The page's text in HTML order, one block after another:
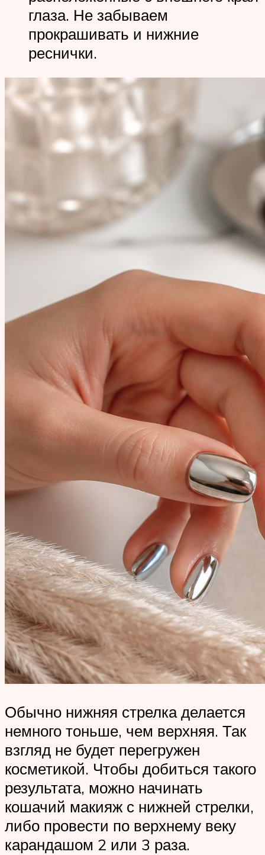
глаза. Не забываем
прокрашивать и нижние
реснички.
Обычно нижняя стрелка делается
немного тоньше, чем верхняя. Так
взгляд не будет перегружен
косметикой. Чтобы добиться такого
результата, можно начинать
кошачий макияж с нижней стрелки,
либо провести по верхнему веку
карандашом 2 или 3 раза.